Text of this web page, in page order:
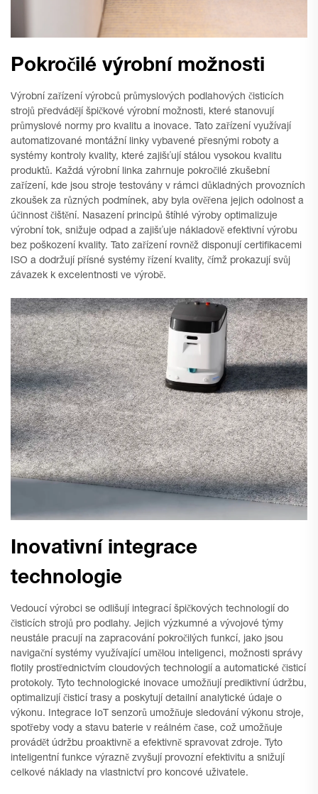
Pokročilé výrobní možnosti
Výrobní zařízení výrobců průmyslových podlahových čisticích
strojů předvádějí špičkové výrobní možnosti, které stanovují
průmyslové normy pro kvalitu a inovace. Tato zařízení využívají
automatizované montážní linky vybavené přesnými roboty a
systémy kontroly kvality, které zajišťují stálou vysokou kvalitu
produktů. Každá výrobní linka zahrnuje pokročilé zkušební
zařízení, kde jsou stroje testovány v rámci důkladných provozních
zkoušek za různých podmínek, aby byla ověřena jejich odolnost a
účinnost čištění. Nasazení principů štíhlé výroby optimalizuje
výrobní tok, snižuje odpad a zajišťuje nákladově efektivní výrobu
bez poškození kvality. Tato zařízení rovněž disponují certifikacemi
ISO a dodržují přísné systémy řízení kvality, čímž prokazují svůj
závazek k excelentnosti ve výrobě.
Inovativní integrace
technologie
Vedoucí výrobci se odlišují integrací špičkových technologií do
čisticích strojů pro podlahy. Jejich výzkumné a vývojové týmy
neustále pracují na zapracování pokročilých funkcí, jako jsou
navigační systémy využívající umělou inteligenci, možnosti správy
flotily prostřednictvím cloudových technologií a automatické čisticí
protokoly. Tyto technologické inovace umožňují prediktivní údržbu,
optimalizují čisticí trasy a poskytují detailní analytické údaje o
výkonu. Integrace IoT senzorů umožňuje sledování výkonu stroje,
spotřeby vody a stavu baterie v reálném čase, což umožňuje
provádět údržbu proaktivně a efektivně spravovat zdroje. Tyto
inteligentní funkce výrazně zvyšují provozní efektivitu a snižují
celkové náklady na vlastnictví pro koncové uživatele.